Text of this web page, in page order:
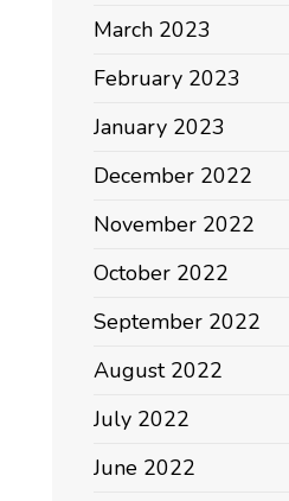
March 2023
February 2023
January 2023
December 2022
November 2022
October 2022
September 2022
August 2022
July 2022
June 2022